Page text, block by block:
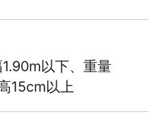
以下、重量
15cm以上